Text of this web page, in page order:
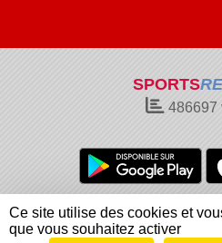
SPORTS
486697
Charte cookies
Informations légales
Ce site utilise des cookies et
que vous souhaitez activer